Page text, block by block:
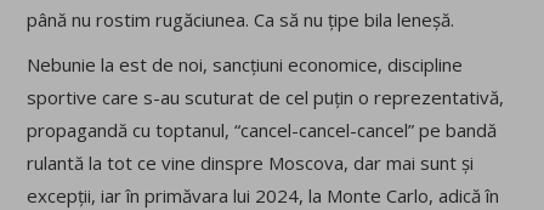
până nu rostim rugăciunea. Ca să nu țipe bila leneșă.
Nebunie la est de noi, sancțiuni economice, discipline
sportive care s-au scuturat de cel puțin o reprezentativă,
propagandă cu toptanul, “cancel-cancel-cancel” pe bandă
rulantă la tot ce vine dinspre Moscova, dar mai sunt și
excepții, iar în primăvara lui 2024, la Monte Carlo, adică în